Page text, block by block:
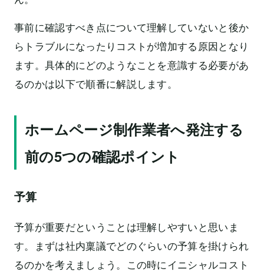
事前に確認すべき点について理解していないと後か
らトラブルになったりコストが増加する原因となり
ます。具体的にどのようなことを意識する必要があ
るのかは以下で順番に解説します。
ホームページ制作業者へ発注する
前の5つの確認ポイント
予算
予算が重要だということは理解しやすいと思いま
す。まずは社内稟議でどのぐらいの予算を掛けられ
るのかを考えましょう。この時にイニシャルコスト